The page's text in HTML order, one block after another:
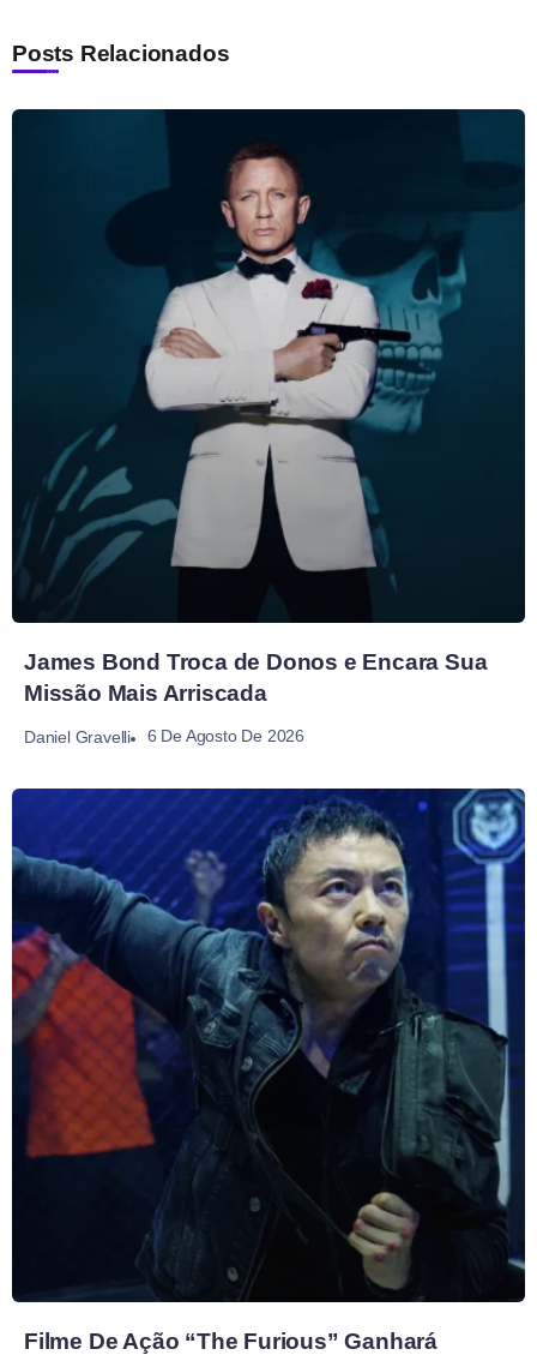
Posts Relacionados
James Bond Troca de Donos e Encara Sua
Missão Mais Arriscada
Daniel Gravelli 6 De Agosto De 2026
Filme De Ação “The Furious” Ganhará